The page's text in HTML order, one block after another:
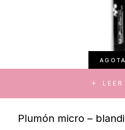
Plumón micro –